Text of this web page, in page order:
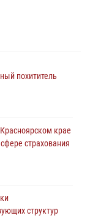
похититель
крае
страхования
структур